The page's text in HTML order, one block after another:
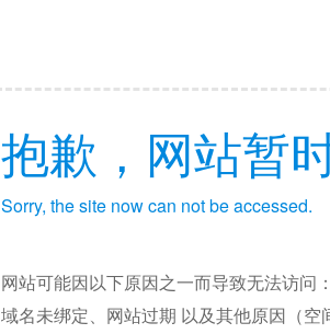
抱歉，网站暂
Sorry, the site now can not be accessed.
网站可能因以下原因之一而导致无法访问：
域名未绑定、网站过期 以及其他原因（空